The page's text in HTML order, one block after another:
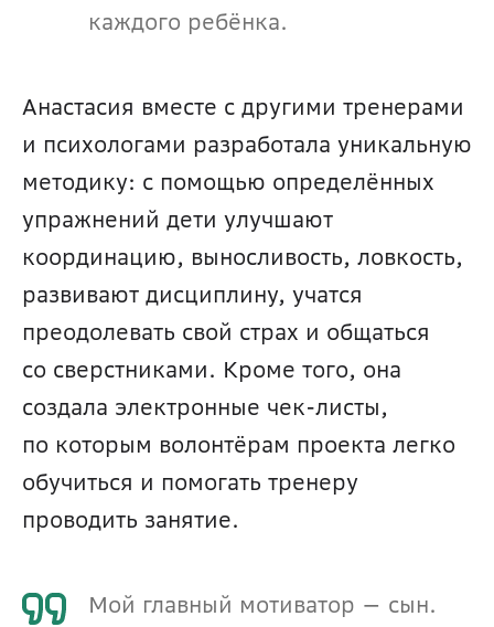
каждого ребёнка.
Анастасия вместе с другими тренерами
и психологами разработала уникальную
методику: с помощью определённых
упражнений дети улучшают
координацию, выносливость, ловкость,
развивают дисциплину, учатся
преодолевать свой страх и общаться
со сверстниками. Кроме того, она
создала электронные чек-листы,
по которым волонтёрам проекта легко
обучиться и помогать тренеру
проводить занятие.
Мой главный мотиватор — сын.